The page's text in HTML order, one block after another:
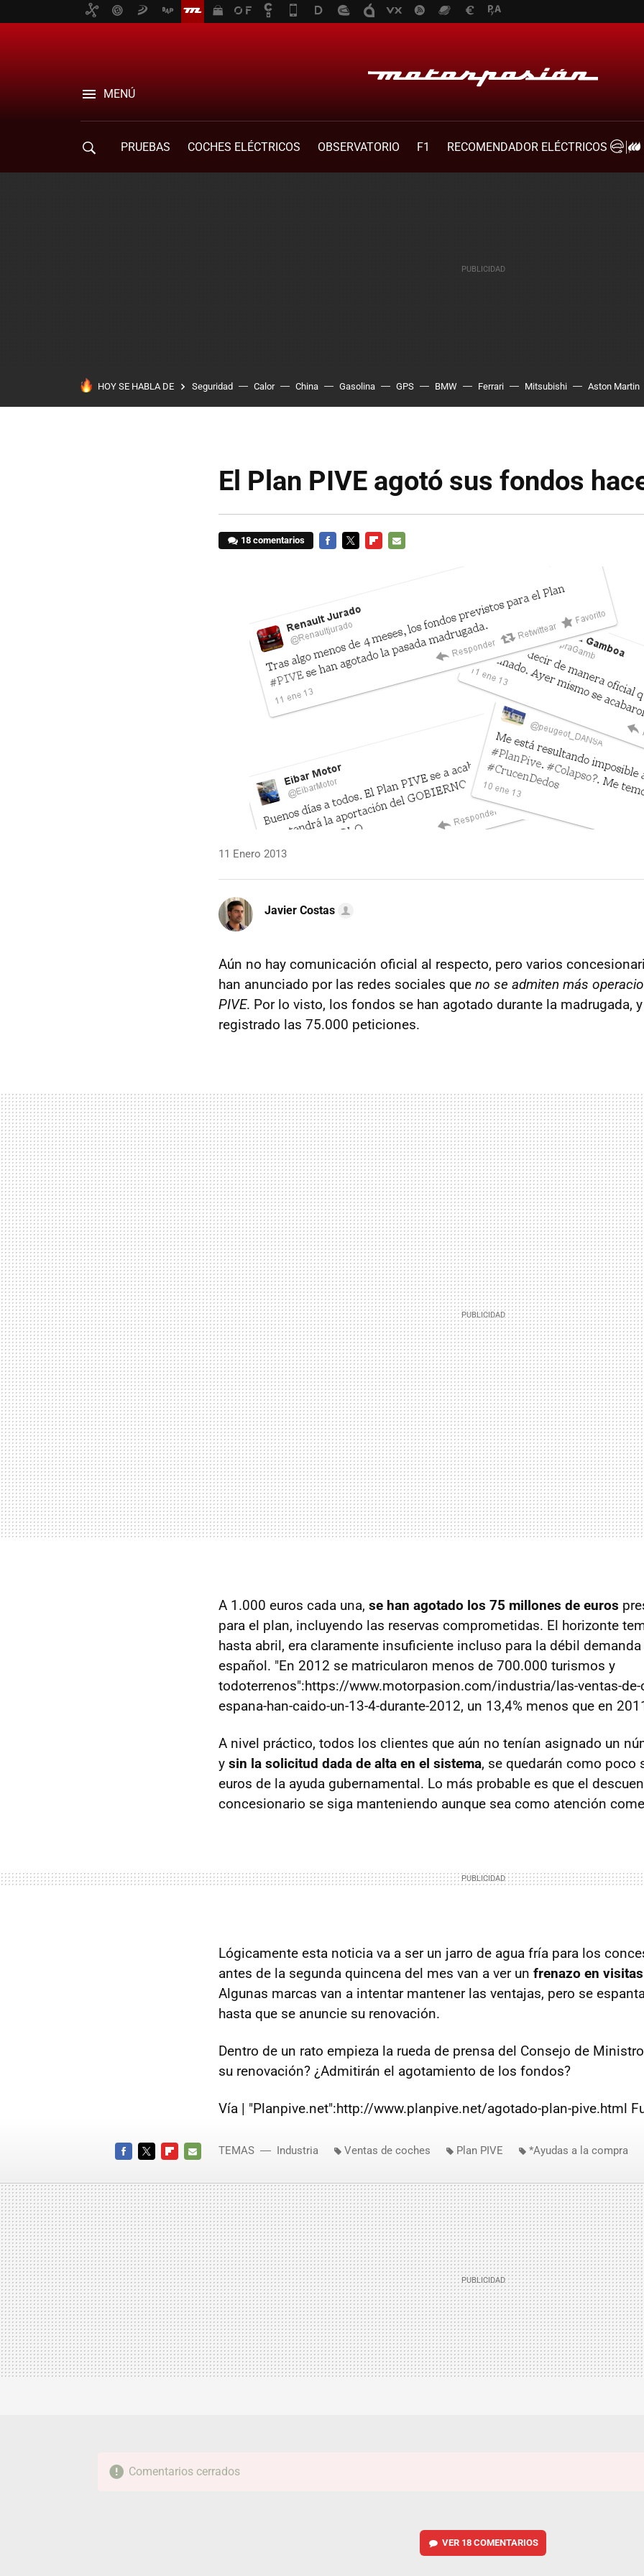
MENÚ
PRUEBAS COCHES ELÉCTRICOS OBSERVATORIO F1
RECOMENDADOR ELÉCTRICOS
HOY SE HABLA DE Seguridad Calor China Gasolina GPS BMW Ferrari Mitsubishi Aston Martin
El Plan PIVE agotó sus fondos
18 comentarios
11 Enero 2013
Javier Costas
Aún no hay comunicación oficial al respecto, pero varios
han anunciado por las redes sociales que no se admiten más
PIVE. Por lo visto, los fondos se han agotado durante la madrugada,
registrado las 75.000 peticiones.
A 1.000 euros cada una, se han agotado los 75 millones de euros
para el plan, incluyendo las reservas comprometidas. El horizonte
hasta abril, era claramente insuficiente incluso para la débil
español. "En 2012 se matricularon menos de 700.000 turismos y
todoterrenos":https://www.motorpasion.com/industria/las-ventas-de-
espana-han-caido-un-13-4-durante-2012, un 13,4% menos que en
A nivel práctico, todos los clientes que aún no tenían asignado un
y sin la solicitud dada de alta en el sistema, se quedarán como poco
euros de la ayuda gubernamental. Lo más probable es que el
concesionario se siga manteniendo aunque sea como atención
Lógicamente esta noticia va a ser un jarro de agua fría para los
antes de la segunda quincena del mes van a ver un frenazo en
Algunas marcas van a intentar mantener las ventajas, pero se
hasta que se anuncie su renovación.
Dentro de un rato empieza la rueda de prensa del Consejo de
su renovación? ¿Admitirán el agotamiento de los fondos?
Vía | "Planpive.net":http://www.planpive.net/agotado-plan-pive.html
MAIL
TEMAS Industria Ventas de coches Plan PIVE *Ayudas a la compra
Comentarios cerrados
VER 18 COMENTARIOS